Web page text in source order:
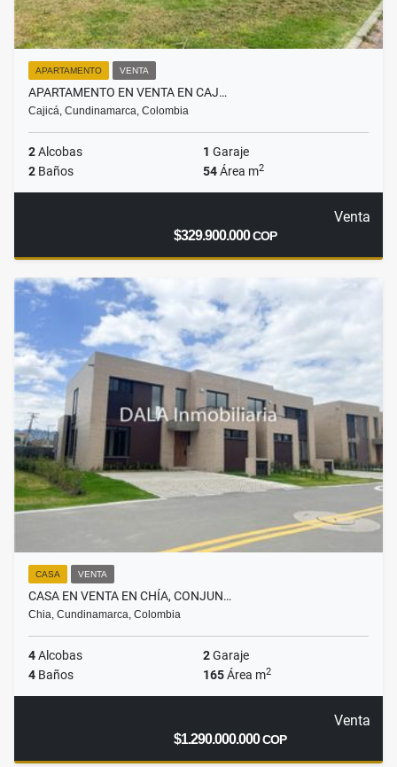
APARTAMENTO VENTA
APARTAMENTO EN VENTA EN CAJ…
Cajicá, Cundinamarca, Colombia
2Alcobas 1 Garaje
2 Baños 54Área m2
Venta
$329.900.000COP
CASA VENTA
CASA EN VENTA EN CHÍA, CONJUN…
Chia, Cundinamarca, Colombia
4Alcobas 2Garaje
4 Baños 165Área m2
Venta
$1.290.000.000COP